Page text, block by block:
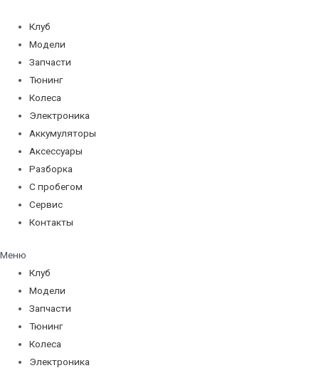
содержимому
Клуб
Модели
Запчасти
Тюнинг
Колеса
Электроника
Аккумуляторы
Аксессуары
Разборка
С пробегом
Сервис
Контакты
Меню
Клуб
Модели
Запчасти
Тюнинг
Колеса
Электроника